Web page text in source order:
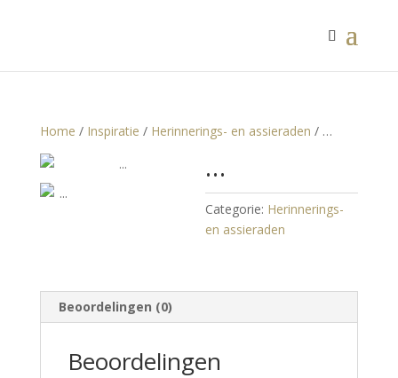
Home / Inspiratie / Herinnerings- en assieraden / …
…
Categorie: Herinnerings-
en assieraden
Beoordelingen (0)
Beoordelingen